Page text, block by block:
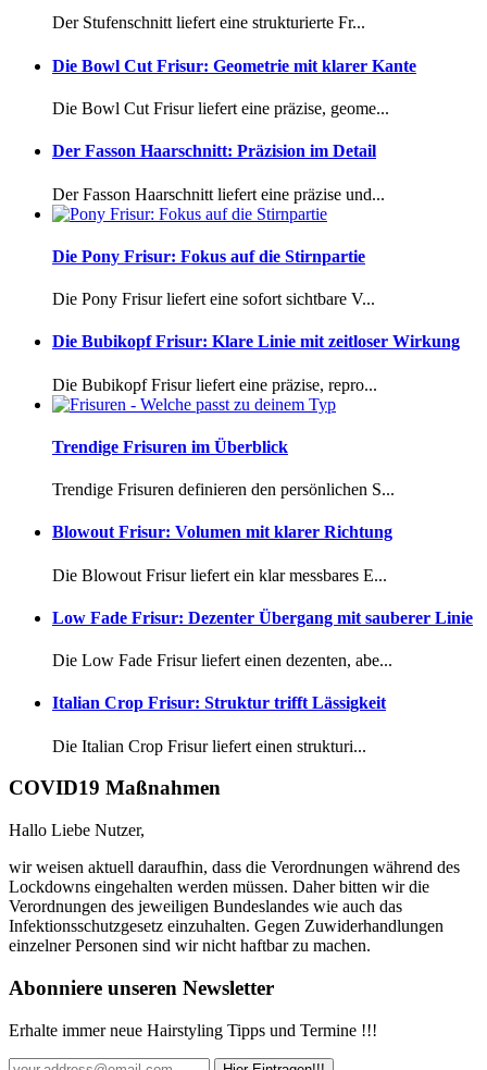
Der Stufenschnitt liefert eine strukturierte Fr...
Die Bowl Cut Frisur: Geometrie mit klarer Kante
Die Bowl Cut Frisur liefert eine präzise, geome...
Der Fasson Haarschnitt: Präzision im Detail
Der Fasson Haarschnitt liefert eine präzise und...
Die Pony Frisur: Fokus auf die Stirnpartie
Die Pony Frisur liefert eine sofort sichtbare V...
Die Bubikopf Frisur: Klare Linie mit zeitloser Wirkung
Die Bubikopf Frisur liefert eine präzise, repro...
Trendige Frisuren im Überblick
Trendige Frisuren definieren den persönlichen S...
Blowout Frisur: Volumen mit klarer Richtung
Die Blowout Frisur liefert ein klar messbares E...
Low Fade Frisur: Dezenter Übergang mit sauberer Linie
Die Low Fade Frisur liefert einen dezenten, abe...
Italian Crop Frisur: Struktur trifft Lässigkeit
Die Italian Crop Frisur liefert einen strukturi...
COVID19 Maßnahmen
Hallo Liebe Nutzer,
wir weisen aktuell daraufhin, dass die Verordnungen während des
Lockdowns eingehalten werden müssen. Daher bitten wir die
Verordnungen des jeweiligen Bundeslandes wie auch das
Infektionsschutzgesetz einzuhalten. Gegen Zuwiderhandlungen
einzelner Personen sind wir nicht haftbar zu machen.
Abonniere unseren Newsletter
Erhalte immer neue Hairstyling Tipps und Termine !!!